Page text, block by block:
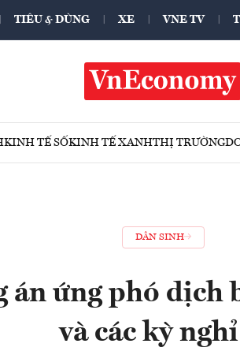
TIÊU & DÙNG XE VNE TV
KINH TẾ SỐKINH TẾ XANHTHỊ TRƯỜNG
DÂN SINH
án ứng phó dịch
và các kỳ